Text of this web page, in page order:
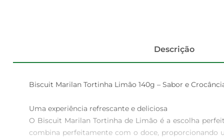
Descrição
Biscuit Marilan Tortinha Limão 140g – Sabor e
Uma experiência refrescante e deliciosa
O Biscuit Marilan Tortinha de Limão é a escolha
combina perfeitamente com o doce, proporcionando